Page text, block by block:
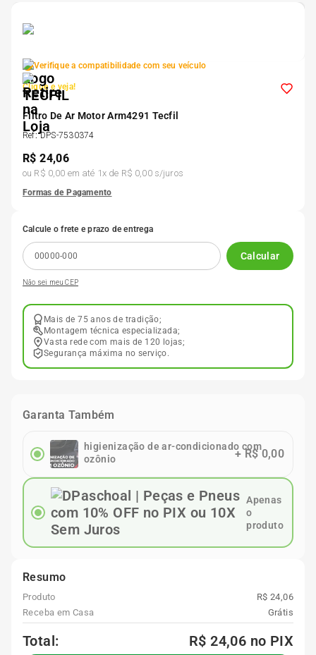
Verifique a compatibilidade com seu veículo
Clique e veja!
Filtro De Ar Motor Arm4291 Tecfil
Ref: DPS-7530374
R$24,06
ou R$ 0,00 em até 1x de R$ 0,00s/juros
Formas de Pagamento
Calcule o frete e prazo de entrega
Calcular
Não sei meu CEP
Mais de 75 anos de tradição;
Montagem técnica especializada;
Vasta rede com mais de 120 lojas;
Segurança máxima no serviço.
Garanta Também
higienização de ar-condicionado com
ozônio
+R$ 0,00
Apenas
o
produto
Resumo
Produto
R$ 24,06
Receba em Casa
Grátis
Total: R$ 24,06 no PIX
6º 185 65r15
7
9º Pneu
10º 175 65 14